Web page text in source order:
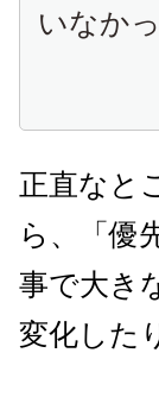
いなか
正直なと
ら、「優
事で大き
変化した